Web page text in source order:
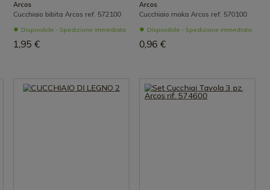
Arcos
Cucchiaio bibita Arcos ref. 572100
Disponibile - Spedizione immediata
1,95 €
Arcos
Cucchiaio moka Arcos ref. 570100
Disponibile - Spedizione immediata
0,96 €